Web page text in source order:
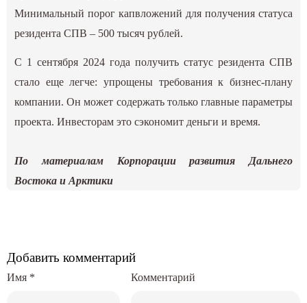
Минимальный порог капвложений для получения статуса
резидента СПВ – 500 тысяч рублей.
С 1 сентября 2024 года получить статус резидента СПВ
стало еще легче: упрощены требования к бизнес-плану
компании. Он может содержать только главные параметры
проекта. Инвесторам это сэкономит деньги и время.
По материалам Корпорации развития Дальнего
Востока и Арктики
Добавить комментарий
Комментарий
Имя *